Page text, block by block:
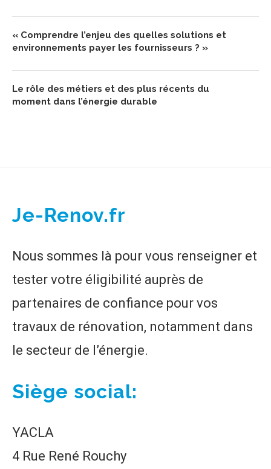
« Comprendre l’enjeu des quelles solutions et
environnements payer les fournisseurs ? »
Le rôle des métiers et des plus récents du
moment dans l’énergie durable
Je-Renov.fr
Nous sommes là pour vous renseigner et
tester votre éligibilité auprès de
partenaires de confiance pour vos
travaux de rénovation, notamment dans
le secteur de l’énergie.
Siège social:
YACLA
4 Rue René Rouchy